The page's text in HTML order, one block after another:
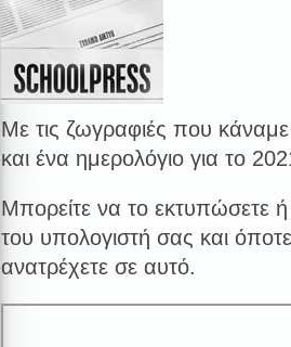
Με τις ζωγραφιές που κάναμε
και ένα ημερολόγιο για το
Μπορείτε να το εκτυπώσετε
του υπολογιστή σας και
ανατρέχετε σε αυτό.